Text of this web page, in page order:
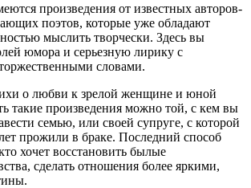
произведения от известных авторов-
поэтов, которые уже обладают
мыслить творчески. Здесь вы
юмора и серьезную лирику с
словами.
о любви к зрелой женщине и юной
такие произведения можно той, с кем вы
семью, или своей супруге, с которой
прожили в браке. Последний способ
хочет восстановить былые
сделать отношения более яркими,